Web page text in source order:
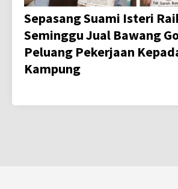
Sepasang Suami Isteri
Seminggu Jual Bawang
Peluang Pekerjaan
Kampung